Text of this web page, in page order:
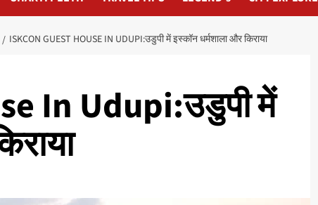
ISKCON GUEST HOUSE IN UDUPI:उडुपी में इस्कॉन धर्मशाला और किराया
In Udupi:उडुपी में